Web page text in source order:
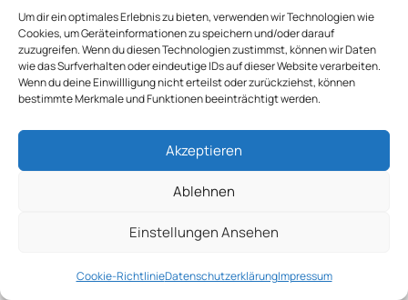
Um dir ein optimales Erlebnis zu bieten, verwenden wir Technologien wie
Cookies, um Geräteinformationen zu speichern und/oder darauf
zuzugreifen. Wenn du diesen Technologien zustimmst, können wir Daten
wie das Surfverhalten oder eindeutige IDs auf dieser Website verarbeiten.
Wenn du deine Einwillligung nicht erteilst oder zurückziehst, können
bestimmte Merkmale und Funktionen beeinträchtigt werden.
Akzeptieren
Ablehnen
Einstellungen Ansehen
Cookie-RichtlinieDatenschutzerklärungImpressum
InWegberglegen wir großen Wert auf
Pünktlichkeit und Zuverlässigkeit, damit Ihre
Flächen stets sicher und zugänglich bleiben. Mit
unserem engagierten Team sind wir jederzeit
bereit, um den Winterdienst nach Ihren
Bedürfnissen anzupassen.
Winterdienst In
Wegberg: Zeitliche
Planung